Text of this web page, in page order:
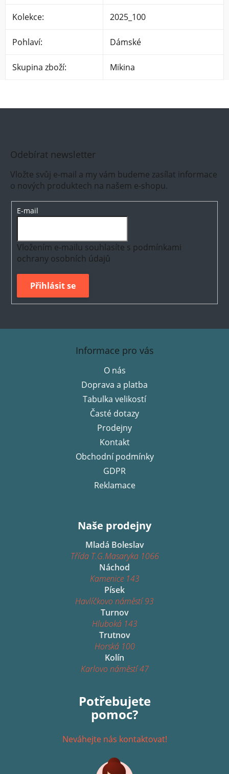
Kolekce: 2025_100
Pohlaví: Dámské
Skupina zboží: Mikina
Odebírat newsletter
Vložte svůj e-mail a my vám budeme zasílat informace
o nových produktech na našem e-shopu.
E-mail
Vložením e-mailu souhlasíte s podmínkami
ochrany osobních údajů
Přihlásit se
Z
Informace pro vás
O nás
Doprava a platba
Tabulka velikostí
Časté dotazy
Prodejny
Kontakt
Obchodní podmínky
GDPR
Reklamace
Naše prodejny
Mladá Boleslav
Třída T.G.Masaryka 1066
Náchod
Kamenice 143
Písek
Havlíčkovo náměstí 93
Turnov
Hluboká 143
Trutnov
Horská 100
Kolín
Karlovo náměstí 47
Potřebujete
pomoc?
Neváhejte nás kontaktovat!